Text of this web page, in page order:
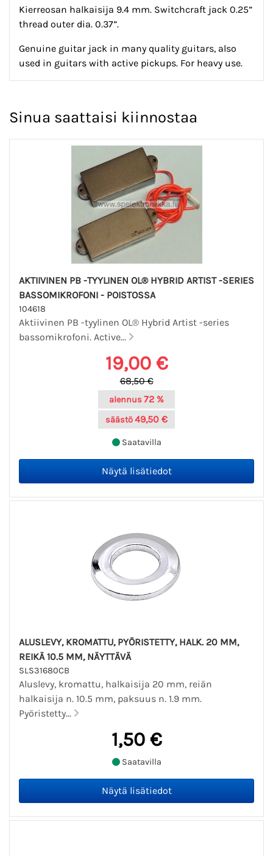
Kierreosan halkaisija 9.4 mm. Switchcraft jack 0.25”
thread outer dia. 0.37”.
Genuine guitar jack in many quality guitars, also
used in guitars with active pickups. For heavy use.
Sinua saattaisi kiinnostaa
AKTIIVINEN PB -TYYLINEN OL® HYBRID ARTIST -SERIES
BASSOMIKROFONI - POISTOSSA
104618
Aktiivinen PB -tyylinen OL® Hybrid Artist -series
bassomikrofoni. Active...
19,00 €
68,50 €
alennus72 %
säästö49,50 €
Saatavilla
ALUSLEVY, KROMATTU, PYÖRISTETTY, HALK. 20 MM,
REIKÄ 10.5 MM, NÄYTTÄVÄ
SLS31680CB
Aluslevy, kromattu, halkaisija 20 mm, reiän
halkaisija n. 10.5 mm, paksuus n. 1.9 mm.
Pyöristetty...
1,50 €
Saatavilla